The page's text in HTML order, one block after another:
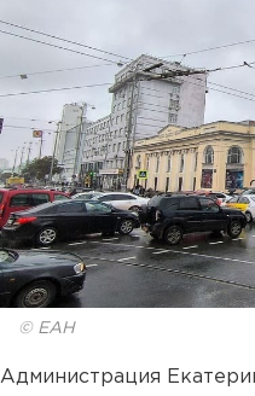
© ЕАН
Администрация